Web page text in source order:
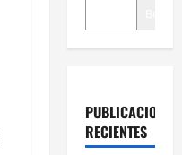
PUBLICACIONES
RECIENTES